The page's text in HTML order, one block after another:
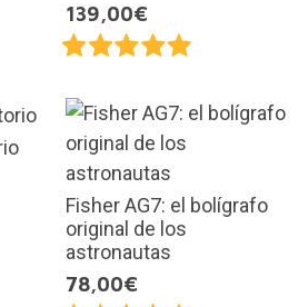
139,00€
Fisher AG7: el bolígrafo
original de los
astronautas
78,00€